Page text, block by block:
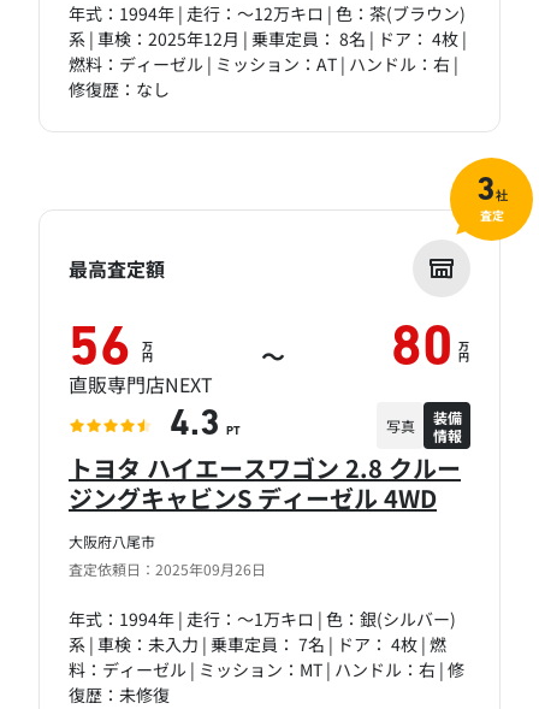
年式：1994年 | 走行：～12万キロ | 色：茶(ブラウン)
系 | 車検：2025年12月 | 乗車定員： 8名 | ドア： 4枚 |
燃料：ディーゼル | ミッション：AT | ハンドル：右 |
修復歴：なし
大阪府八尾市
査定依頼日：2025年09月26日
トヨタ ハイエースワゴン 2.8 クルー
ジングキャビンS ディーゼル 4WD
年式：1994年 | 走行：～1万キロ | 色：銀(シルバー)
系 | 車検：未入力 | 乗車定員： 7名 | ドア： 4枚 | 燃
料：ディーゼル | ミッション：MT | ハンドル：右 | 修
復歴：未修復
最高査定額
56 万
円 ～ 80 万
円
直販専門店NEXT
4.3 PT 写真
装備
情報
3社
査定